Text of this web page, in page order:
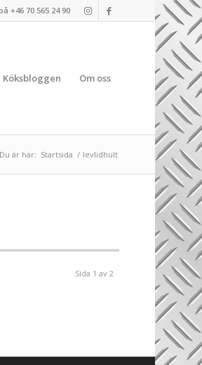
+46 70 565 24 90
Köksbloggen Om oss
Du är här: Startsida / levlidhult
Sida 1 av 2